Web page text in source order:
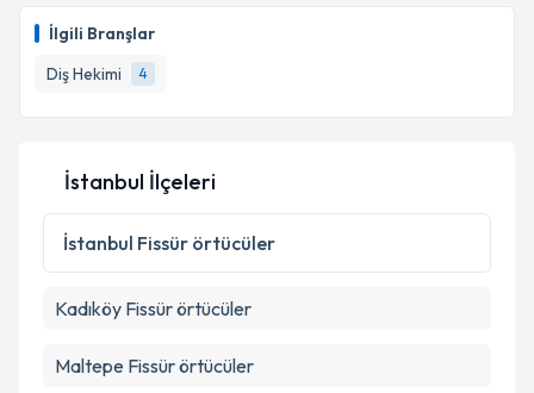
İlgili Branşlar
Diş Hekimi
4
takvim hazırlandığında e-posta ile bilgilendireceğiz.
E-posta Adresiniz
Kişisel verilerimin işlenmesine ilişkinAydınlatma
Metni
'ni okudum ve kişisel verilerimin belirtilen
kapsamda işlenmesini kabul ediyorum.
İstanbul İlçeleri
İstanbul Fissür örtücüler
Kadıköy Fissür örtücüler
Maltepe Fissür örtücüler